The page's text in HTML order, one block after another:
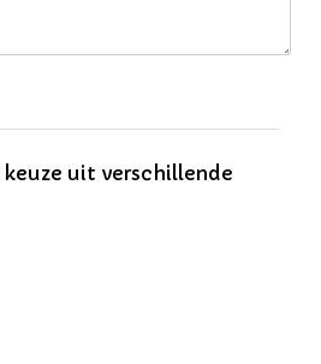
keuze uit verschillende